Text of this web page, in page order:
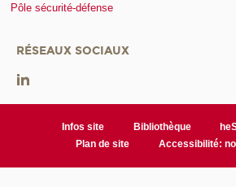
Pôle sécurité-défense
RÉSEAUX SOCIAUX
Infos site Bibliothèque
Plan de site
Accessibilité: